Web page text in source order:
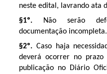
neste edital, lavrando ata
§1º.
Não serão
documentação incompleta.
§2º.Caso haja
deverá ocorrer no
publicação no Diário